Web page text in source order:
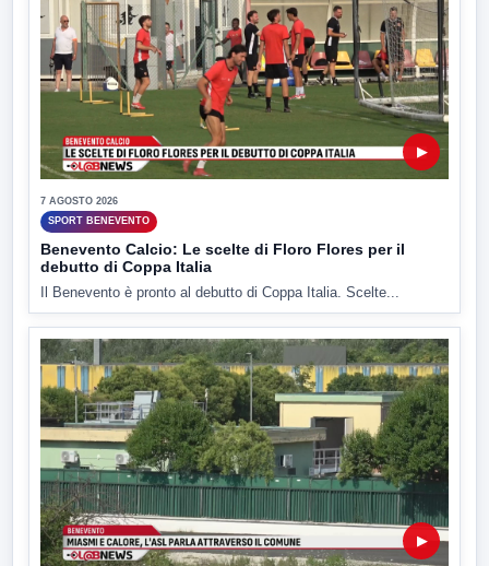
▶
7 AGOSTO 2026
SPORT BENEVENTO
Benevento Calcio: Le scelte di Floro Flores per il
debutto di Coppa Italia
Il Benevento è pronto al debutto di Coppa Italia. Scelte...
▶